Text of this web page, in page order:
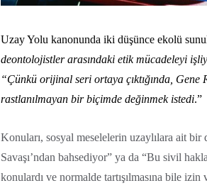
Uzay Yolu kanonunda iki düşünce ekolü
deontolojistler arasındaki etik mücadeleyi
“Çünkü orijinal seri ortaya çıktığında,
rastlanılmayan bir biçimde değinmek istedi.”
Konuları, sosyal meselelerin uzaylılara ait
Savaşı’ndan bahsediyor” ya da “Bu sivil
konulardı ve normalde tartışılmasına bile izin